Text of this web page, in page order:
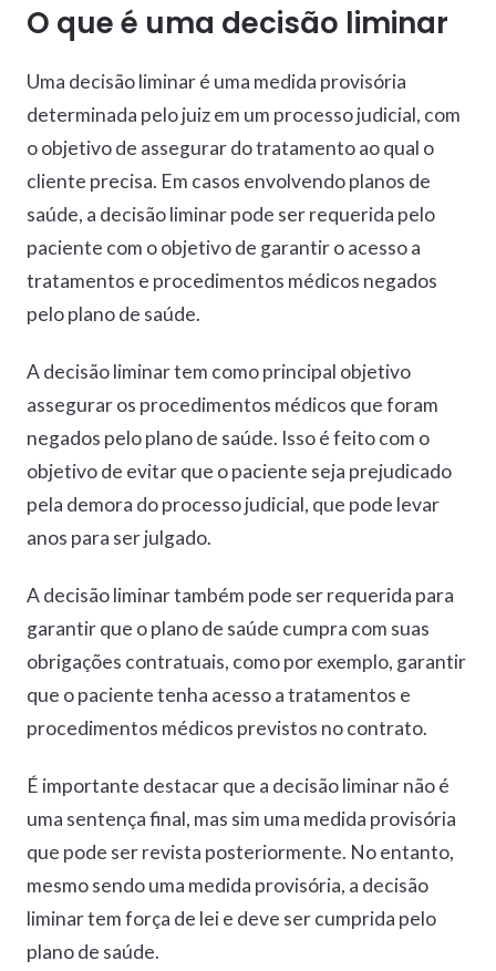
O que é uma decisão liminar
Uma decisão liminar é uma medida provisória
determinada pelo juiz em um processo judicial, com
o objetivo de assegurar do tratamento ao qual o
cliente precisa. Em casos envolvendo planos de
saúde, a decisão liminar pode ser requerida pelo
paciente com o objetivo de garantir o acesso a
tratamentos e procedimentos médicos negados
pelo plano de saúde.
A decisão liminar tem como principal objetivo
assegurar os procedimentos médicos que foram
negados pelo plano de saúde. Isso é feito com o
objetivo de evitar que o paciente seja prejudicado
pela demora do processo judicial, que pode levar
anos para ser julgado.
A decisão liminar também pode ser requerida para
garantir que o plano de saúde cumpra com suas
obrigações contratuais, como por exemplo, garantir
que o paciente tenha acesso a tratamentos e
procedimentos médicos previstos no contrato.
É importante destacar que a decisão liminar não é
uma sentença final, mas sim uma medida provisória
que pode ser revista posteriormente. No entanto,
mesmo sendo uma medida provisória, a decisão
liminar tem força de lei e deve ser cumprida pelo
plano de saúde.